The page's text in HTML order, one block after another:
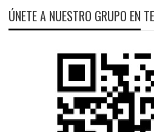
ÚNETE A NUESTRO GRUPO EN